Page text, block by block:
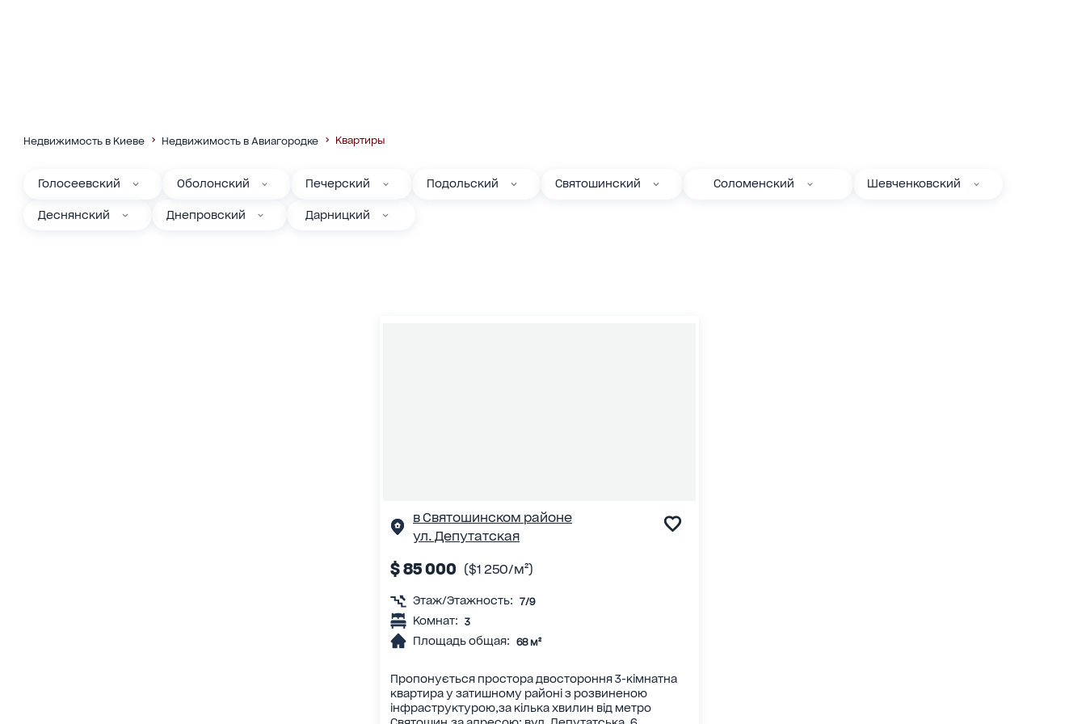
Недвижимость в Киеве Недвижимость в Авиагородке Квартиры
Голосеевский Оболонский Печерский Подольский Святошинский Соломенский Шевченковский
Деснянский Днепровский Дарницкий
в Святошинском районе
ул. Депутатская
$ 85 000 ($1 250/м²)
Этаж/Этажность: 7/9
Комнат: 3
Площадь общая: 68 м²
Пропонується простора двостороння 3-кімнатна
квартира у затишному районі з розвиненою
інфраструктурою,за кілька хвилин від метро